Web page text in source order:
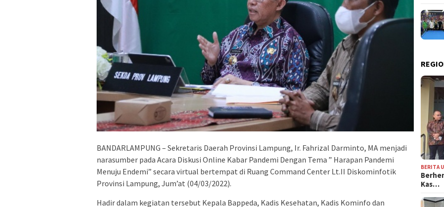
BANDARLAMPUNG – Sekretaris Daerah Provinsi Lampung, Ir. Fahrizal Darminto, MA menjadi
narasumber pada Acara Diskusi Online Kabar Pandemi Dengan Tema ” Harapan Pandemi
Menuju Endemi” secara virtual bertempat di Ruang Command Center Lt.II Diskominfotik
Provinsi Lampung, Jum’at (04/03/2022).
Hadir dalam kegiatan tersebut Kepala Bappeda, Kadis Kesehatan, Kadis Kominfo dan
BERITA
Kas…